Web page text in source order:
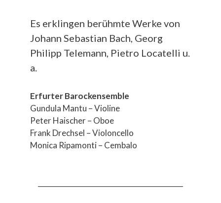
Es erklingen berühmte Werke von
Johann Sebastian Bach, Georg
Philipp Telemann, Pietro Locatelli u.
a.
Erfurter Barockensemble
Gundula Mantu – Violine
Peter Haischer – Oboe
Frank Drechsel – Violoncello
Monica Ripamonti – Cembalo